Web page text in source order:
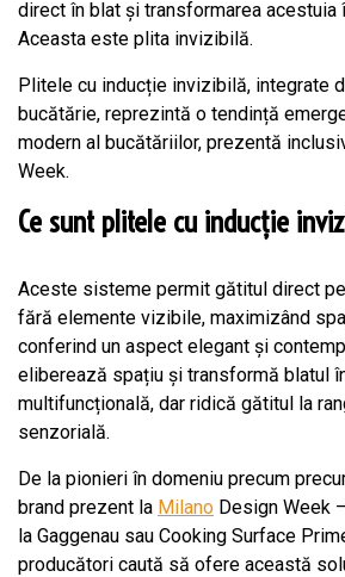
direct în blat și transformarea acestuia
Aceasta este plita invizibilă.
Plitele cu inducție invizibilă, integrate
bucătărie, reprezintă o tendință
modern al bucătăriilor, prezentă
Week.
Ce sunt plitele cu inducție
Aceste sisteme permit gătitul direct
fără elemente vizibile, maximizând
conferind un aspect elegant și
eliberează spațiu și transformă blatul
multifuncțională, dar ridică gătitul la
senzorială.
De la pionieri în domeniu precum
brand prezent la Milano Design Week
la Gaggenau sau Cooking Surface
producători caută să ofere această